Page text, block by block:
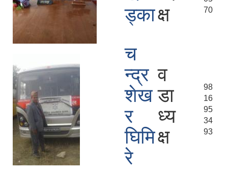
ड्काक्ष
70
च
न्द्र
शेख
र
घिमि
रे
व
डा
ध्य
क्ष
98
16
95
34
93